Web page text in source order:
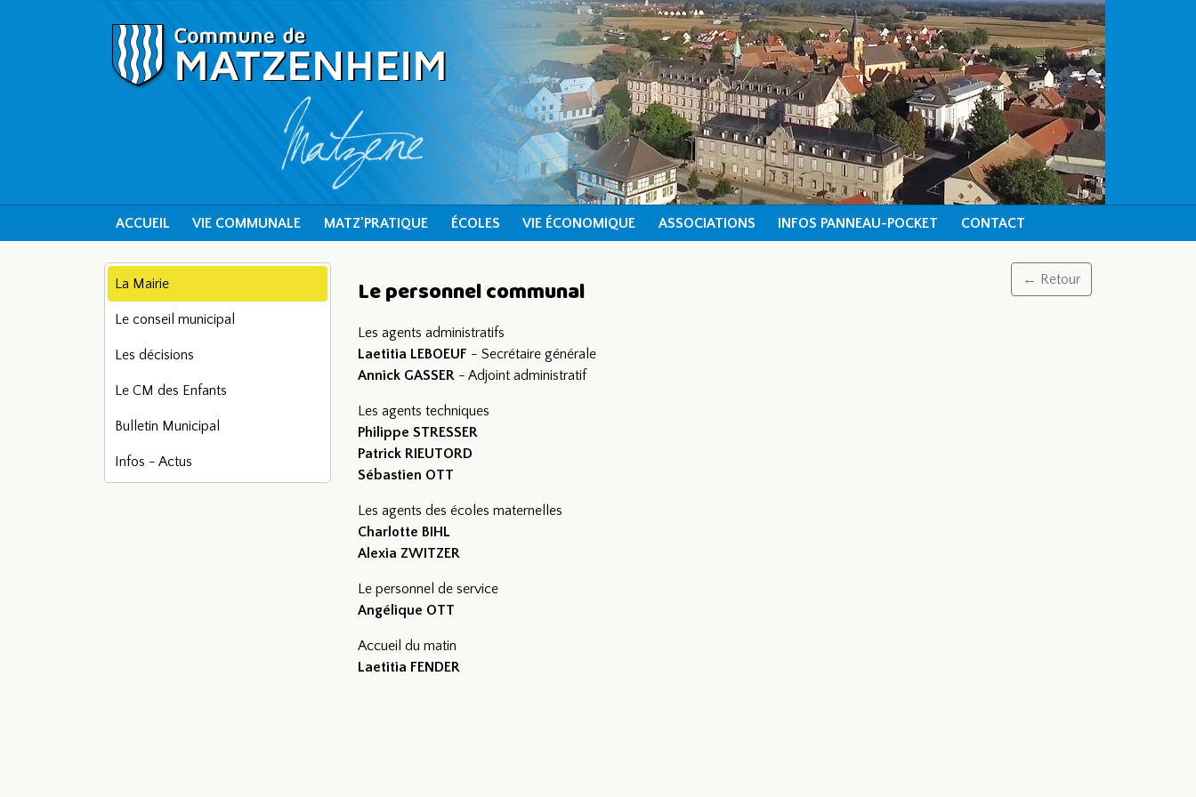
ACCUEIL VIE COMMUNALE MATZ'PRATIQUE ÉCOLES VIE ÉCONOMIQUE ASSOCIATIONS INFOS PANNEAU-POCKET CONTACT
La Mairie
Le conseil municipal
Les décisions
Le CM des Enfants
Bulletin Municipal
Infos - Actus
← Retour
Le personnel communal
Les agents administratifs
Laetitia LEBOEUF - Secrétaire générale
Annick GASSER - Adjoint administratif
Les agents techniques
Philippe STRESSER
Patrick RIEUTORD
Sébastien OTT
Les agents des écoles maternelles
Charlotte BIHL
Alexia ZWITZER
Le personnel de service
Angélique OTT
Accueil du matin
Laetitia FENDER